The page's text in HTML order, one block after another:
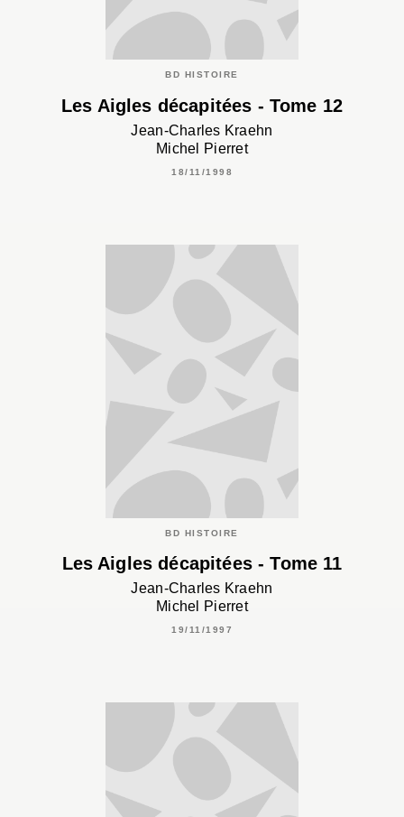
BD HISTOIRE
Les Aigles décapitées - Tome 12
Jean-Charles Kraehn
Michel Pierret
18/11/1998
BD HISTOIRE
Les Aigles décapitées - Tome 11
Jean-Charles Kraehn
Michel Pierret
19/11/1997